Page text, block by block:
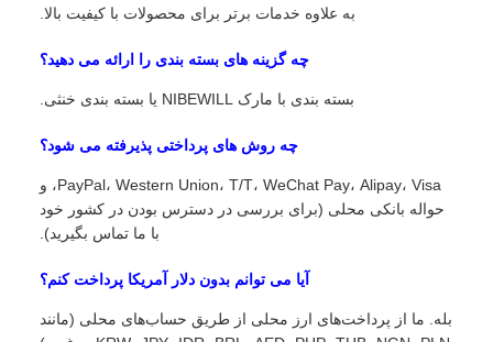
به علاوه خدمات برتر برای محصولات با کیفیت بالا.
چه گزینه های بسته بندی را ارائه می دهید؟
بسته بندی با مارک NIBEWILL یا بسته بندی خنثی.
چه روش های پرداختی پذیرفته می شود؟
PayPal، Western Union، T/T، WeChat Pay، Alipay، Visa، و
حواله بانکی محلی (برای بررسی در دسترس بودن در کشور خود
با ما تماس بگیرید).
آیا می توانم بدون دلار آمریکا پرداخت کنم؟
بله. ما از پرداخت‌های ارز محلی از طریق حساب‌های محلی (مانند